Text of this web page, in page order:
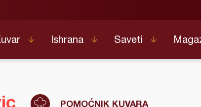
Ishrana Saveti
POMOĆNIK KUVARA